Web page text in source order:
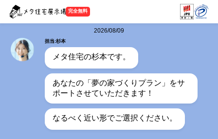
完全無料
2026/08/09
担当:杉本
メタ住宅の杉本です。
あなたの「夢の家づくりプラン」をサ
ポートさせていただきます！
なるべく近い形でご選択ください。